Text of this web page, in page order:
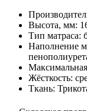
Высота, мм:
Тип матраса:
Наполнение
Жёсткость:
Ткань: